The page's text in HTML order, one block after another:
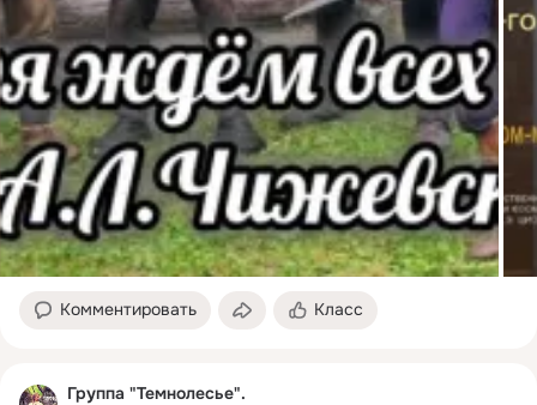
Комментировать Класс
Группа "Темнолесье".